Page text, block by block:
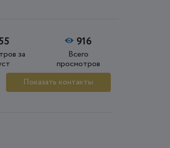
за
916
Всего
просмотров
Показать контакты